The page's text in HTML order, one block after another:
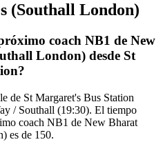
(Southall London)
coach NB1 de New
London) desde St
de St Margaret's Bus Station
/ Southall (19:30). El tiempo
coach NB1 de New Bharat
es de 150.